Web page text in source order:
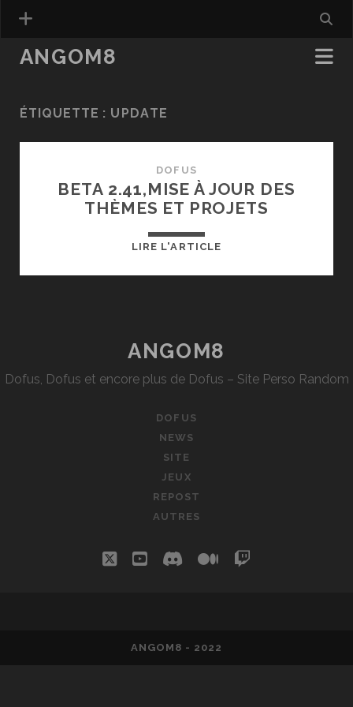
ANGOM8
ÉTIQUETTE : UPDATE
DOFUS
BETA 2.41,MISE À JOUR DES
THÈMES ET PROJETS
LIRE L'ARTICLEBETA
ET
PROJETS
ANGOM8
Dofus, Dofus et encore plus de Dofus – Site Perso Random
DOFUS
NEWS
SITE
JEUX
REPOST
AUTRES
twitteryoutubediscordmedium
ANGOM8 - 2022